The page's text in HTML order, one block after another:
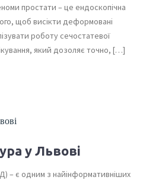
простати – це ендоскопічна
щоб висікти деформовані
роботу сечостатевої
який дозоляє точно, […]
у Львові
– є одним з найінформативніших